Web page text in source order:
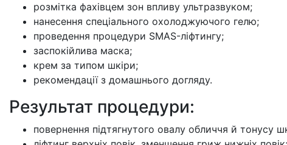
розмітка фахівцем зон впливу ультразвуком;
нанесення спеціального охолоджуючого гелю;
проведення процедури SMAS-ліфтингу;
заспокійлива маска;
крем за типом шкіри;
рекомендації з домашнього догляду.
Результат процедури:
повернення підтягнутого овалу обличчя й тонусу